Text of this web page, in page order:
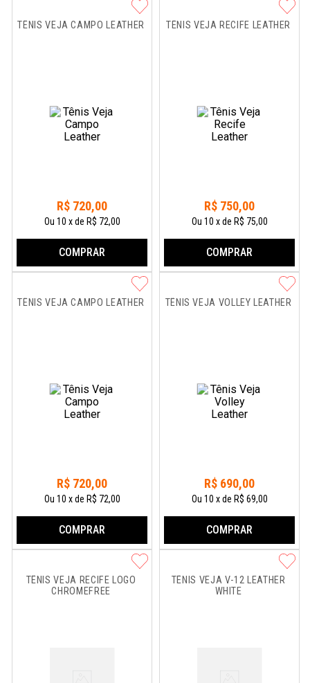
TÊNIS VEJA CAMPO LEATHER
R$ 720,00
Ou 10 xde R$ 72,00
COMPRAR
TÊNIS VEJA RECIFE LEATHER
R$ 750,00
Ou 10 xde R$ 75,00
COMPRAR
TÊNIS VEJA CAMPO LEATHER
R$ 720,00
Ou 10 xde R$ 72,00
COMPRAR
TÊNIS VEJA VOLLEY LEATHER
R$ 690,00
Ou 10 xde R$ 69,00
COMPRAR
TÊNIS VEJA RECIFE LOGO
CHROMEFREE
TÊNIS VEJA V-12 LEATHER
WHITE